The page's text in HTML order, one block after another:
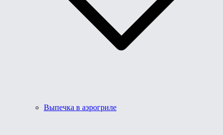
Выпечка в аэрогриле